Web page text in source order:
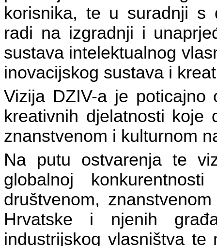
korisnika, te u suradnji s
radi na izgradnji i
sustava intelektualnog
inovacijskog sustava i
Vizija DZIV-a je poticajno
kreativnih djelatnosti koje
znanstvenom i kulturnom
Na putu ostvarenja te
globalnoj
društvenom,
Hrvatske i njenih
industrijskog vlasništva te